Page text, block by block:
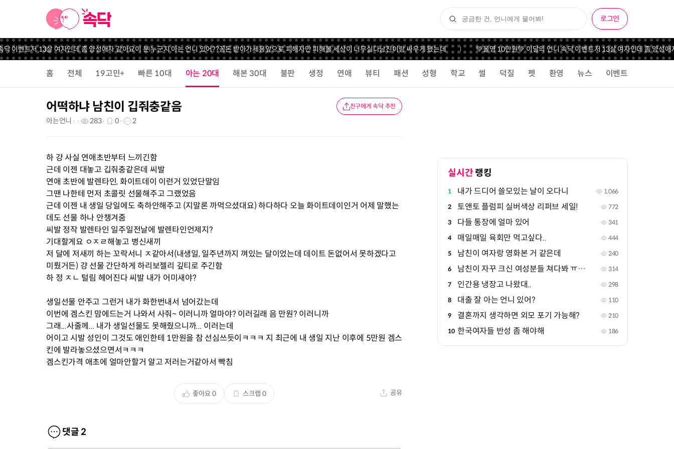
로그인
이벤트저 13살 여자인데 좀 양성애자 같아요이 분 누군지 아는 언니 있어??꽁돈 받아가세용앞으로 피해자만 피해볼 세상이 너무싫다남친이랑 싸우게 됐는데 💚올영 10만원💚 이달의 언니 속닥 이벤트저 13살 여자인데 좀 양성애자
홈 전체 19고민+ 빠른 10대 아는 20대 해본 30대 불판 생정 연애 뷰티 패션 성형 학교 썰 덕질 펫 환영 뉴스 이벤트
어떡하냐 남친이 깁줘충같음 친구에게 속닥 추천
아는언니 283 0 2
하 걍 사실 연애초반부터 느끼긴함
근데 이젠 대놓고 깁줘충같은데 씨발
연애 초반에 발렌타인, 화이트데이 이런거 있었단말임
그땐 나한테 먼저 초콜릿 선물해주고 그랬었음
근데 이젠 내 생일 당일에도 축하안해주고 (지말론 까먹으셨대요) 하다하다 오늘 화이트데이인거 어제 말했는
데도 선물 하나 안챙겨줌
씨발 정작 발렌타인 일주일전날에 발렌타인언제지?
기대할게요 ㅇㅈㄹ해놓고 병신새끼
저 달에 저새끼 하는 꼬락서니 ㅈ같아서(내생일, 일주년까지 껴있는 달이었는데 데이트 돈없어서 못하겠다고
미뤘거든) 걍 선물 간단하게 하리보젤리 깊티로 주긴함
하 정 ㅈㄴ 털림 헤어진다 씨발 내가 어미새야?
생일선물 안주고 그런거 내가 화한번내서 넘어갔는데
이번에 겜스킨 맘에드는거 나와서 사줘~ 이러니까 얼마야? 이러길래 음 만원? 이러니까
그래...사줄께... 내가 생일선물도 못해줬으니까... 이러는데
어이고 시발 성인이 그것도 애인한테 1만원을 참 선심쓰듯이ㅋㅋㅋ 지 최근에 내 생일 지난 이후에 5만원 겜스
킨에 발라놓으셨으면서ㅋㅋㅋ
겜스킨가격 애초에 얼마안할거 알고 저러는거같아서 빡침
좋아요0 스크랩 0 공유
댓글2
실시간 랭킹
1 내가 드디어 쓸모있는 날이 오다니 1,066
2 토앤토 플럼피 실버색상 리퍼브 세일! 772
3 다들 통장에 얼마 있어 341
4 매일매일 육회만 먹고싶다.. 444
5 남친이 여자랑 영화본 거 같은데 240
6 남친이 자꾸 크신 여성분들 쳐다봐 ㅠㅠㅠ 314
7 인간용 냉장고 나왔대.. 298
8 대출 잘 아는 언니 있어? 110
9 결혼까지 생각하면 외모 포기 가능해? 210
10 한국여자들 반성 좀 해야해 186